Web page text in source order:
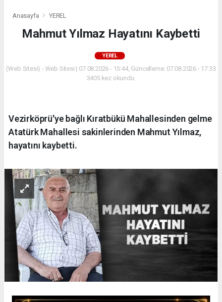
Anasayfa YEREL
Mahmut Yılmaz Hayatını Kaybetti
YEREL
(Web Sitesi) - Web Sitesi | 07.08.2026 - 15:44, Güncelleme: 07.08.2026 - 17:33
3405 kez okundu.
Vezirköprü'ye bağlı Kıratbükü Mahallesinden gelme
Atatürk Mahallesi sakinlerinden Mahmut Yılmaz,
hayatını kaybetti.